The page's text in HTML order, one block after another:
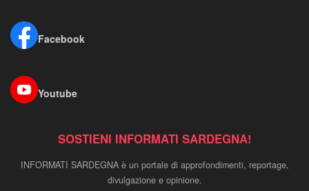
Facebook
Youtube
SOSTIENI INFORMATI SARDEGNA!
INFORMATI SARDEGNA è un portale di approfondimenti, reportage,
divulgazione e opinione.